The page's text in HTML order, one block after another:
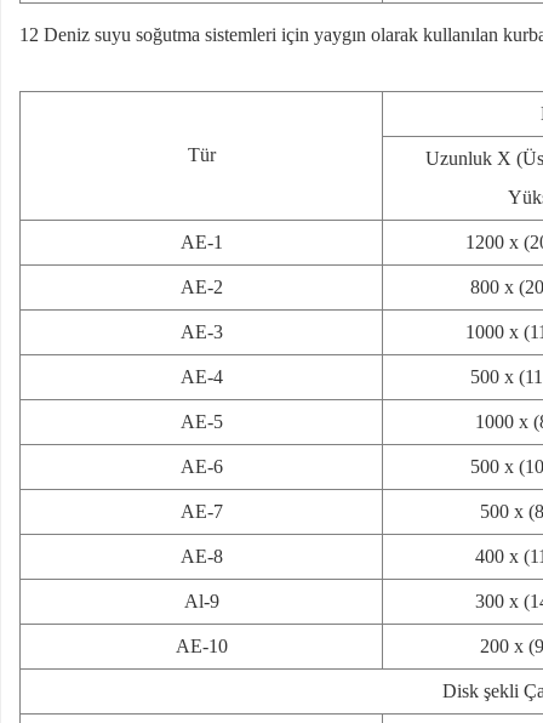
12 Deniz suyu soğutma sistemleri için yaygın olarak kullanılan
Tür
Uzunluk X
AE-1 1200 x
AE-2 800 x
AE-3 1000 x
AE-4 500 x
AE-5 1000 x
AE-6 500 x
AE-7 500 x
AE-8 400 x
Al-9 300 x
AE-10 200 x
Disk şekli